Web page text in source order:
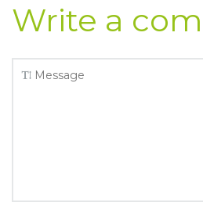
Write a